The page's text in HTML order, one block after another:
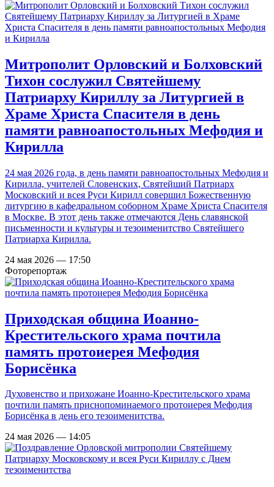
Митрополит Орловский и Болховский
Тихон сослужил Святейшему
Патриарху Кириллу за Литургией в
Храме Христа Спасителя в день
памяти равноапостольных Мефодия и
Кирилла
24 мая 2026 года, в день памяти равноапостольных Мефодия и
Кирилла, учителей Словенских, Святейший Патриарх
Московский и всея Руси Кирилл совершил Божественную
литургию в кафедральном соборном Храме Христа Спасителя
в Москве. В этот день также отмечаются День славянской
письменности и культуры и тезоименитство Святейшего
Патриарха Кирилла.
24 мая 2026 — 17:50
Фоторепортаж
Приходская община Иоанно-
Крестительского храма почтила
память протоиерея Мефодия
Борисёнка
Духовенство и прихожане Иоанно-Крестительского храма
почтили память приснопоминаемого протоиерея Мефодия
Борисёнка в день его тезоименитства.
24 мая 2026 — 14:05